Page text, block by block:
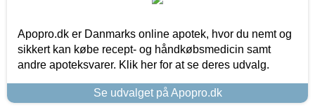
Apopro.dk er Danmarks online apotek, hvor du nemt og
sikkert kan købe recept- og håndkøbsmedicin samt
andre apoteksvarer. Klik her for at se deres udvalg.
Se udvalget på Apopro.dk